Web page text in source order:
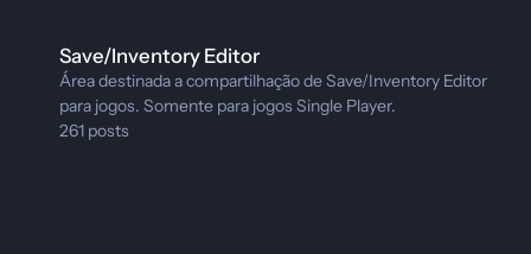
Save/Inventory Editor
Área destinada a compartilhação de Save/Inventory Editor
para jogos. Somente para jogos Single Player.
261 posts